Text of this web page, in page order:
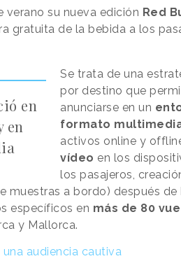
verano su nueva edición Red
gratuita de la bebida a los
en
en
Se trata de una
por destino que
anunciarse en un
formato
activos online y
vídeo en los
los pasajeros,
muestras a bordo) después
específicos en más de 80
y Mallorca.
audiencia cautiva